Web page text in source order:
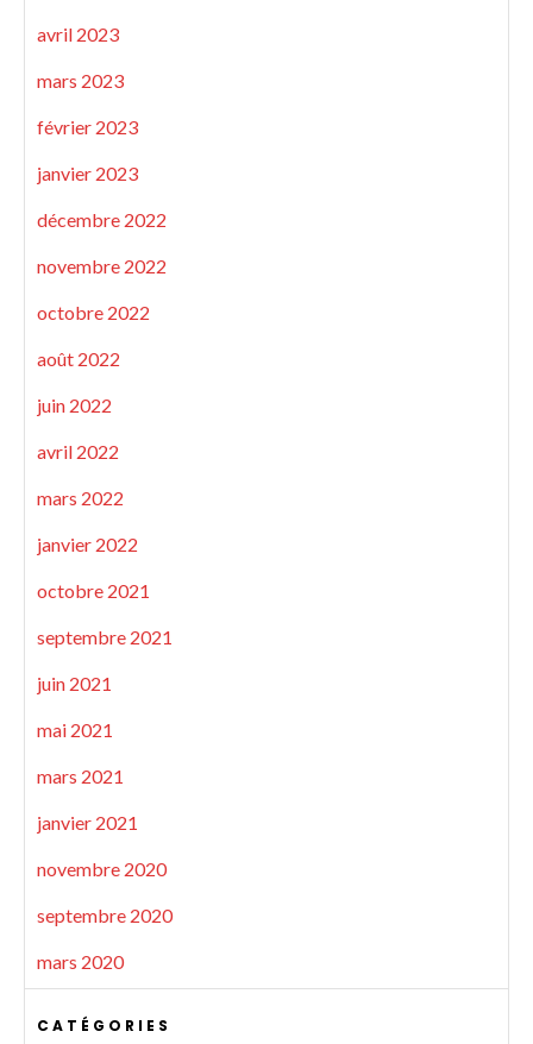
avril 2023
mars 2023
février 2023
janvier 2023
décembre 2022
novembre 2022
octobre 2022
août 2022
juin 2022
avril 2022
mars 2022
janvier 2022
octobre 2021
septembre 2021
juin 2021
mai 2021
mars 2021
janvier 2021
novembre 2020
septembre 2020
mars 2020
CATÉGORIES